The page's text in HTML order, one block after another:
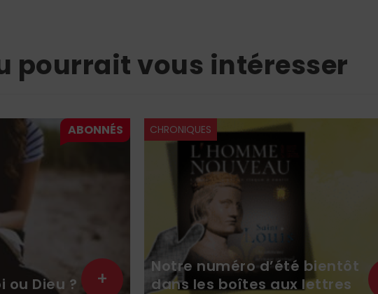
pourrait vous intéresser
ou Dieu ? +
CHRONIQUES
Notre numéro d’été bientôt
dans les boîtes aux lettres